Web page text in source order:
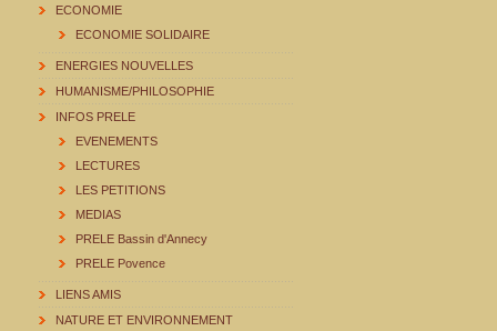
ECONOMIE
ECONOMIE SOLIDAIRE
ENERGIES NOUVELLES
HUMANISME/PHILOSOPHIE
INFOS PRELE
EVENEMENTS
LECTURES
LES PETITIONS
MEDIAS
PRELE Bassin d'Annecy
PRELE Povence
LIENS AMIS
NATURE ET ENVIRONNEMENT